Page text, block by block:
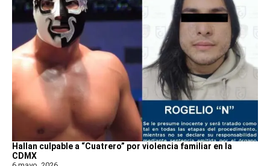
Hallan culpable a “Cuatrero” por violencia familiar en la
CDMX